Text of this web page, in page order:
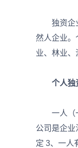
独资企业
然人企业。
业、林业、
个人独
一人（一
公司是企
定 3、一人